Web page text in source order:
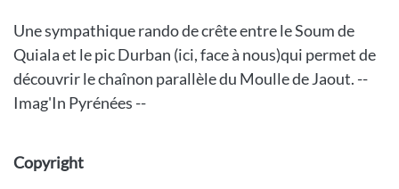
Une sympathique rando de crête entre le Soum de
Quiala et le pic Durban (ici, face à nous)qui permet de
découvrir le chaînon parallèle du Moulle de Jaout. --
Imag'In Pyrénées --
Copyright